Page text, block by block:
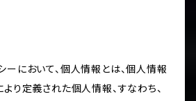
ーにおいて、個人情報とは、個人情報
り定義された個人情報、すなわち、